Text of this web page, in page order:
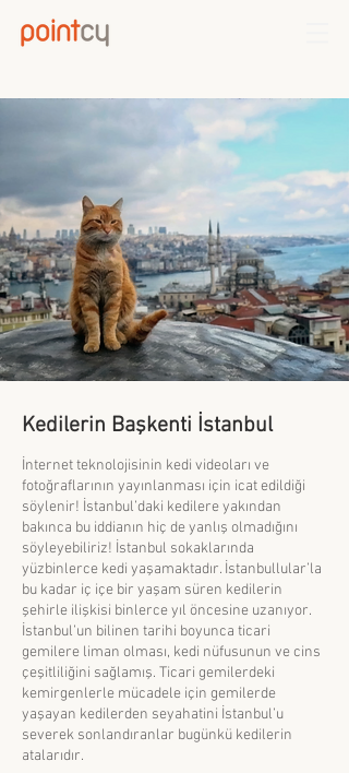
Kedilerin Başkenti İstanbul
İnternet teknolojisinin kedi videoları ve
fotoğraflarının yayınlanması için icat edildiği
söylenir! İstanbul’daki kedilere yakından
bakınca bu iddianın hiç de yanlış olmadığını
söyleyebiliriz! İstanbul sokaklarında
yüzbinlerce kedi yaşamaktadır. İstanbullular’la
bu kadar iç içe bir yaşam süren kedilerin
şehirle ilişkisi binlerce yıl öncesine uzanıyor.
İstanbul’un bilinen tarihi boyunca ticari
gemilere liman olması, kedi nüfusunun ve cins
çeşitliliğini sağlamış. Ticari gemilerdeki
kemirgenlerle mücadele için gemilerde
yaşayan kedilerden seyahatini İstanbul’u
severek sonlandıranlar bugünkü kedilerin
atalarıdır.